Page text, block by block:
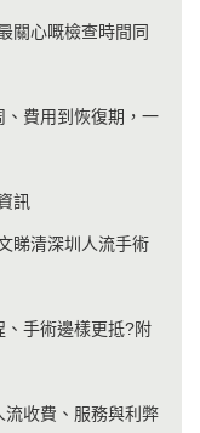
關心嘅檢查時間同
費用到恢復期，一
訊
睇清深圳人流手術
手術邊樣更抵?附
收費、服務與利弊